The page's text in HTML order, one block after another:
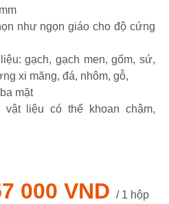
xi măng, đá, nhôm, gỗ,
mặt
000 VND / 1 hộp